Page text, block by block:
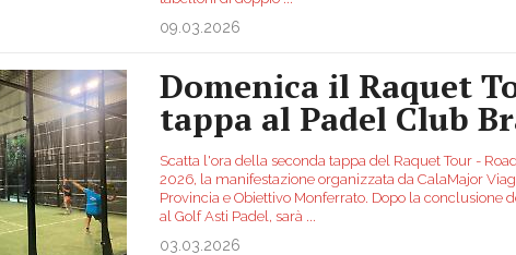
09.03.2026
Domenica il Raquet
tappa al Padel Club
Scatta l'ora della seconda tappa del Raquet Tour -
2026, la manifestazione organizzata da CalaMajor
Provincia e Obiettivo Monferrato. Dopo la conclusione
al Golf Asti Padel, sarà
03.03.2026